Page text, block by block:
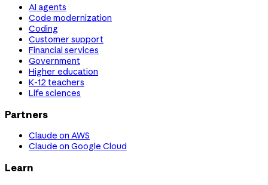
AI agents
Code modernization
Coding
Customer support
Financial services
Government
Higher education
K-12 teachers
Life sciences
Partners
Claude on AWS
Claude on Google Cloud
Learn